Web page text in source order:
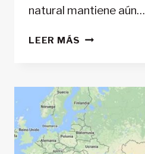
natural mantiene aún…
LEER MÁS VÍDEO
Y
HERMOSURA